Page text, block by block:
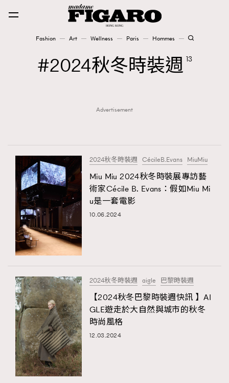
Fashion Art Wellness Paris Hommes
Fashion
Paris
Hommes
AFrenchMind
DressLikeAParisienne
EmpowerF 103
FashionWeek 191
FigaroAesthetic
FigaroBeautyRitual
2024秋冬時裝週 13
Advertisement
2024秋冬時裝週 CécileB.Evans MiuMiu
Miu Miu 2024秋冬時裝展專訪藝
術家Cécile B. Evans：假如Miu Mi
u是一套電影
10.06.2024
2024秋冬時裝週 aigle 巴黎時裝週
【2024秋冬巴黎時裝週快訊 】AI
GLE遊走於大自然與城市的秋冬
時尚風格
12.03.2024